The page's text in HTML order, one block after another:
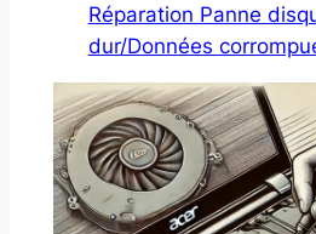
Réparation Panne
dur/Données